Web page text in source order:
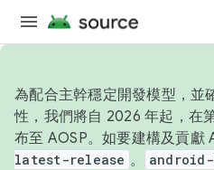
為配合主幹穩定開發模型，並
性，我們將自 2026 年起，在
布至 AOSP。如要建構及貢獻
latest-release 。